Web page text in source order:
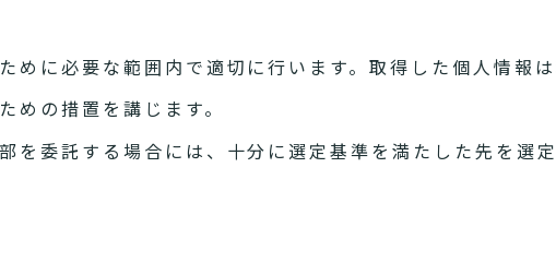
めに必要な範囲内で適切に行います。取得した個人情報
めの措置を講じます。
を委託する場合には、十分に選定基準を満たした先を選